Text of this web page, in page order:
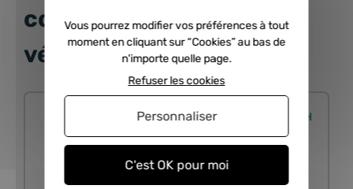
correspondant à votre
véhicule
Expédié sous 24/48H
Vous pourrez modifier vos préférences à tout
moment en cliquant sur “Cookies” au bas de
n'importe quelle page.
C'est OK pour moi
Refuser les cookies
Personnaliser